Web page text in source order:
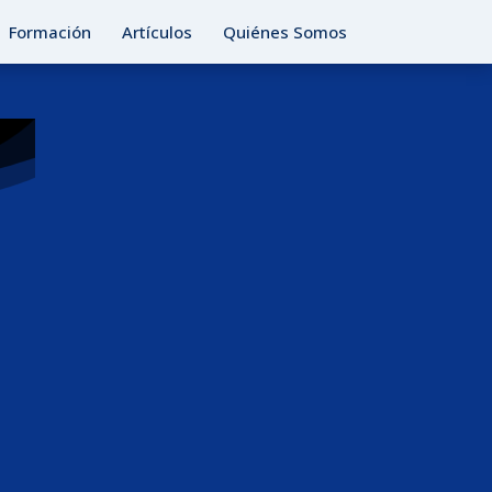
Formación Artículos Quiénes Somos